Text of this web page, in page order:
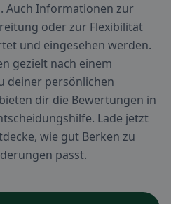
Auch Informationen zur
oder zur Flexibilität
und eingesehen werden.
gezielt nach einem
deiner persönlichen
dir die Bewertungen in
Lade jetzt
wie gut Berken zu
passt.